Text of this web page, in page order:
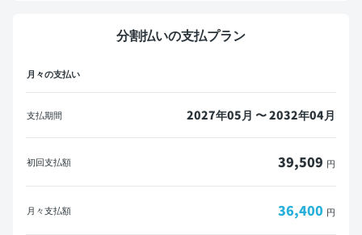
マイカーローンをご利用の方へ
※一部の金融機関ではローンが組めない場合がございます。
PDFダウンロード
分割払いの支払プラン
月々の支払い
支払期間 2027年05月 〜 2032年04月
初回支払額 39,509 円
月々支払額 36,400 円